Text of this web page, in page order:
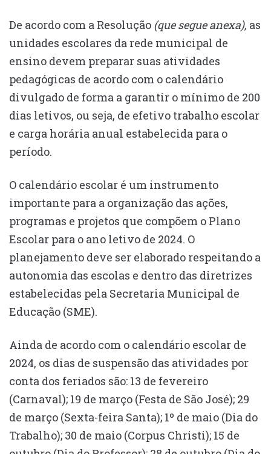
De acordo com a Resolução (que segue anexa), as
unidades escolares da rede municipal de
ensino devem preparar suas atividades
pedagógicas de acordo com o calendário
divulgado de forma a garantir o mínimo de 200
dias letivos, ou seja, de efetivo trabalho escolar
e carga horária anual estabelecida para o
período.
O calendário escolar é um instrumento
importante para a organização das ações,
programas e projetos que compõem o Plano
Escolar para o ano letivo de 2024. O
planejamento deve ser elaborado respeitando a
autonomia das escolas e dentro das diretrizes
estabelecidas pela Secretaria Municipal de
Educação (SME).
Ainda de acordo com o calendário escolar de
2024, os dias de suspensão das atividades por
conta dos feriados são: 13 de fevereiro
(Carnaval); 19 de março (Festa de São José); 29
de março (Sexta-feira Santa); 1º de maio (Dia do
Trabalho); 30 de maio (Corpus Christi); 15 de